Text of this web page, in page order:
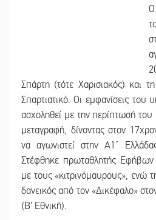
Ο
Σπάρτη (τότε Χαρισιακός) και
Σπαρτιατικό. Οι εμφανίσεις
ασχοληθεί με την περίπτωσή του
μεταγραφή, δίνοντας στον
να αγωνιστεί στην Α1΄
Στέφθηκε πρωταθλητής Εφήβων
με τους «κιτρινόμαυρους», ενώ
δανεικός από τον «Δικέφαλο»
(Β’ Εθνική).